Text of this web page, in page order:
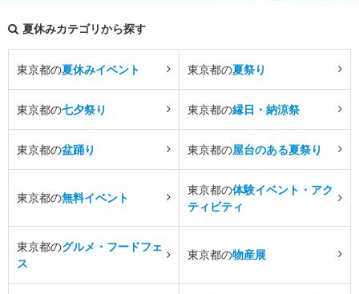
夏休みカテゴリから探す
東京都の夏休みイベント 東京都の夏祭り
東京都の七夕祭り 東京都の縁日・納涼祭
東京都の盆踊り 東京都の屋台のある夏祭り
東京都の無料イベント
東京都の体験イベント・アク
ティビティ
東京都のグルメ・フードフェ
ス
東京都の物産展